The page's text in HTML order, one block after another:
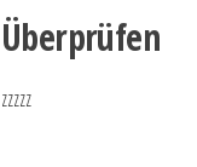
Überprüfen
zzzzz